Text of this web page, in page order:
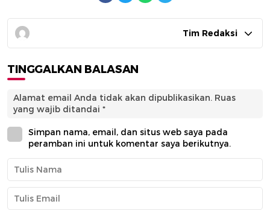
Tim Redaksi
TINGGALKAN BALASAN
Alamat email Anda tidak akan dipublikasikan. Ruas
yang wajib ditandai *
Simpan nama, email, dan situs web saya pada
peramban ini untuk komentar saya berikutnya.